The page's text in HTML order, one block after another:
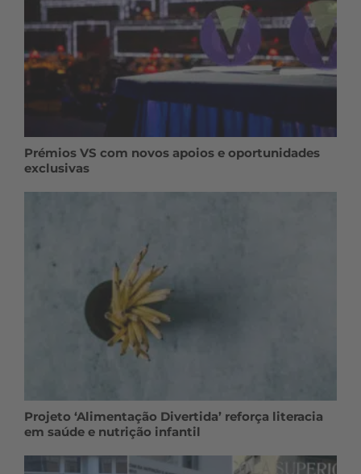
Prémios VS com novos apoios e oportunidades
exclusivas
Projeto ‘Alimentação Divertida’ reforça literacia
em saúde e nutrição infantil